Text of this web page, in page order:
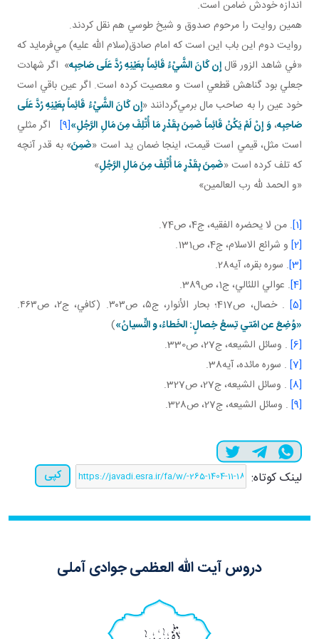
اندازه خودش ضامن است.
همين روايت را مرحوم صدوق و شيخ طوسي هم نقل کردند.
روايت دوم اين باب اين است که امام صادق(سلام الله عليه) مي‌فرمايد که
«في شاهد الزور قالإِن كَانَ الشَّيْ‌ءُ قَائِماً بِعَيْنِهِ رُدَّ عَلَى صَاحِبِه» اگر شهادت
جعلي بود گناهش قطعي است و معصيت کرده است. اگر عين باقي است
خود عين را به صاحب مال برمي‌گردانند «إِن كَانَ الشَّيْ‌ءُ قَائِماً بِعَيْنِهِ رُدَّ عَلَى
صَاحِبِه،وَ إِنْ لَمْ يَكُنْ قَائِماً ضَمِنَ بِقَدْرِ مَا أُتْلِفَ مِنَ مَالِ الرَّجُلِ»
[9] اگر مثلي
است مثل، قيمي است قيمت، اينجا ضمان يد است «ضَمِنَ» به قدر آنچه
که تلف کرده است «ضَمِنَ بِقَدْرِ مَا أُتْلِفَ مِنَ مَالِ الرَّجُلِ»
«و الحمد لله رب العالمين»
[1] . من لا يحضره الفقيه، ج4، ص74.
[2]
و شرائع الاسلام، ج4، ص131.
[3]
. سوره بقره، آيه28.
[4] . عوالي اللئالي، ج1، ص389.
[5] . خصال، ص417؛ بحار الأنوار، ج۵، ص۳۰۳. (كافي، ج۲، ص۴۶۳.
«وُضِعَ عن امّتي تِسعُ خِصالٍ: الخَطاءُ، و النِّسيانُ»)
[6]
. وسائل الشيعه، ج27، ص330.
[7]
. سوره مائده، آيه38.
[8]
. وسائل الشيعه، ج27، ص327.
[9]
. وسائل الشيعه، ج27، ص328.
لینک کوتاه: کپی
دروس آیت الله العظمی جوادی آملی